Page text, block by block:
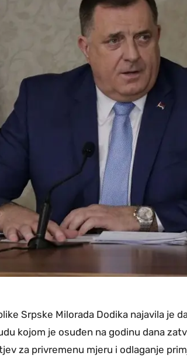
Srpske Milorada Dodika najavila je
kojom je osuđen na godinu dana
za privremenu mjeru i odlaganje